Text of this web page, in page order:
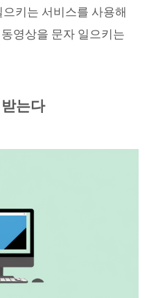
키는 서비스를 사용해
영상을 문자 일으키는
는다